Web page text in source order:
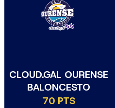
CLOUD.GAL OURENSE
BALONCESTO
70 PTS